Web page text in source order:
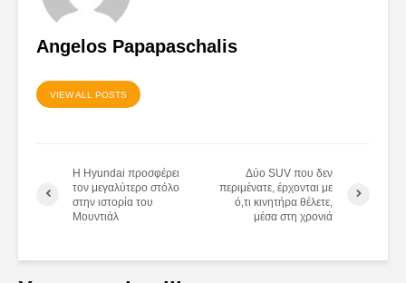
Angelos Papapaschalis
VIEW ALL POSTS
Η Hyundai προσφέρει
τον μεγαλύτερο στόλο
στην ιστορία του
Μουντιάλ
Δύο SUV που δεν
περιμένατε, έρχονται με
ό,τι κινητήρα θέλετε,
μέσα στη χρονιά